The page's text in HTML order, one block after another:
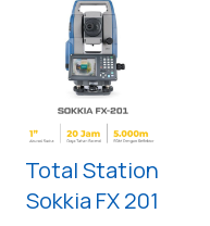
Total Station
Sokkia FX 201